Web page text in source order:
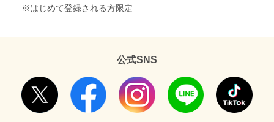
※はじめて登録される方限定
公式SNS